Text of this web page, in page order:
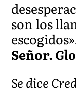
son los
Señor.
Se dice